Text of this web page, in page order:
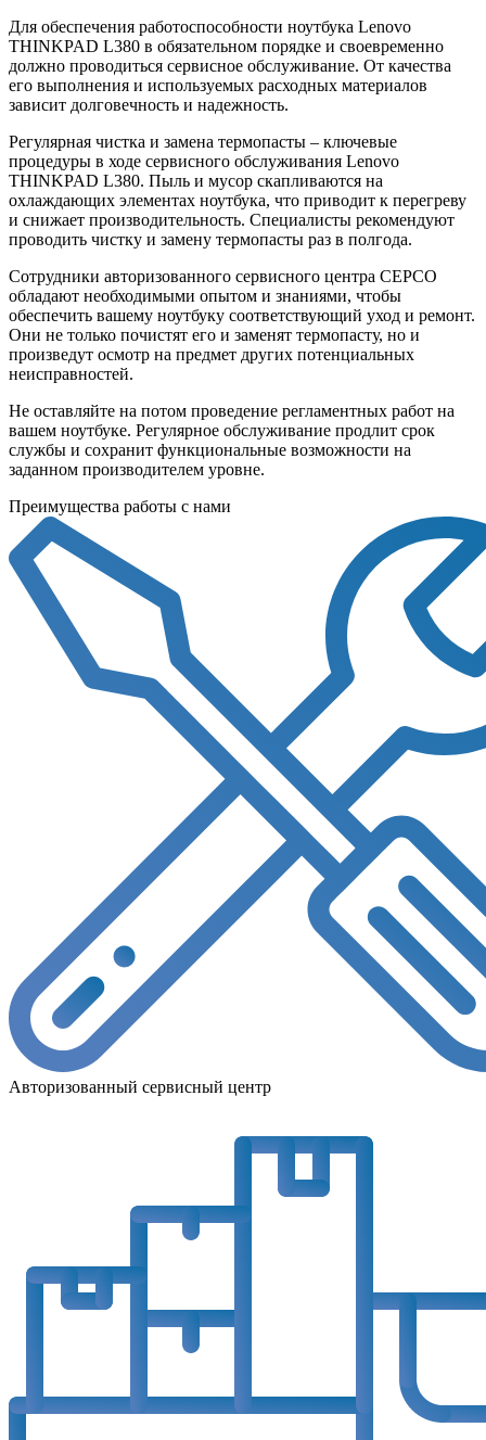
Для обеспечения работоспособности ноутбука Lenovo
THINKPAD L380 в обязательном порядке и своевременно
должно проводиться сервисное обслуживание. От качества
его выполнения и используемых расходных материалов
зависит долговечность и надежность.
Регулярная чистка и замена термопасты – ключевые
процедуры в ходе сервисного обслуживания Lenovo
THINKPAD L380. Пыль и мусор скапливаются на
охлаждающих элементах ноутбука, что приводит к перегреву
и снижает производительность. Специалисты рекомендуют
проводить чистку и замену термопасты раз в полгода.
Сотрудники авторизованного сервисного центра СЕРСО
обладают необходимыми опытом и знаниями, чтобы
обеспечить вашему ноутбуку соответствующий уход и ремонт.
Они не только почистят его и заменят термопасту, но и
произведут осмотр на предмет других потенциальных
неисправностей.
Не оставляйте на потом проведение регламентных работ на
вашем ноутбуке. Регулярное обслуживание продлит срок
службы и сохранит функциональные возможности на
заданном производителем уровне.
Преимущества работы с нами
Авторизованный сервисный центр